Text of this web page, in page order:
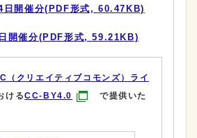
日開催分(PDF形式, 60.47KB)
開催分(PDF形式, 59.21KB)
（クリエイティブコモンズ）ライ
けるCC-BY4.0
で提供いた